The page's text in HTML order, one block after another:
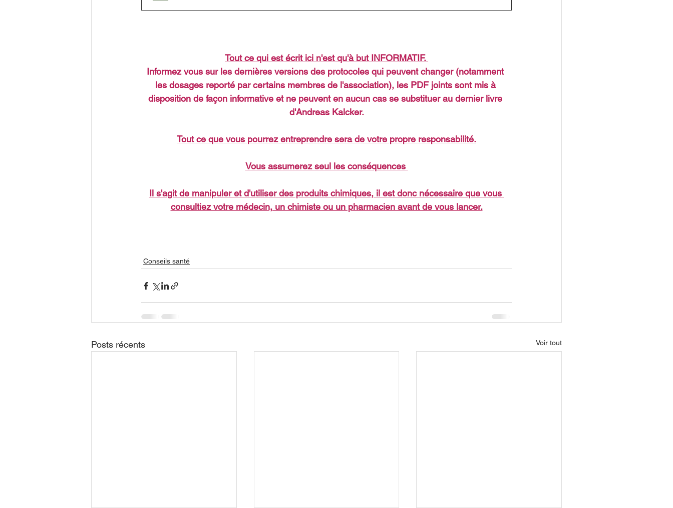
Tout ce qui est écrit ici n'est qu'à but INFORMATIF.
Informez vous sur les dernières versions des protocoles qui peuvent changer (notamment
les dosages reporté par certains membres de l'association), les PDF joints sont mis à
disposition de façon informative et ne peuvent en aucun cas se substituer au dernier livre
d'Andreas Kalcker.
Tout ce que vous pourrez entreprendre sera de votre propre responsabilité.
Vous assumerez seul les conséquences
Il s'agit de manipuler et d'utiliser des produits chimiques, il est donc nécessaire que vous
consultiez votre médecin, un chimiste ou un pharmacien avant de vous lancer.
Conseils santé
Posts récents Voir tout